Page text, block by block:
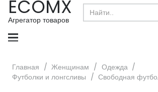
ECOMX
Агрегатор товаров
Search
for:
Главная / Женщинам / Одежда /
Футболки и лонгсливы / Свободная